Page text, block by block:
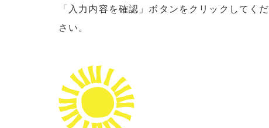
「入力内容を確認」ボタンをクリックしてくだ
さい。